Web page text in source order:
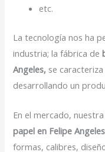
etc.
La tecnología nos ha
industria; la fábrica de
Angeles, se
desarrollando un
En el mercado,
papel en Felipe Angeles
formas, calibres,